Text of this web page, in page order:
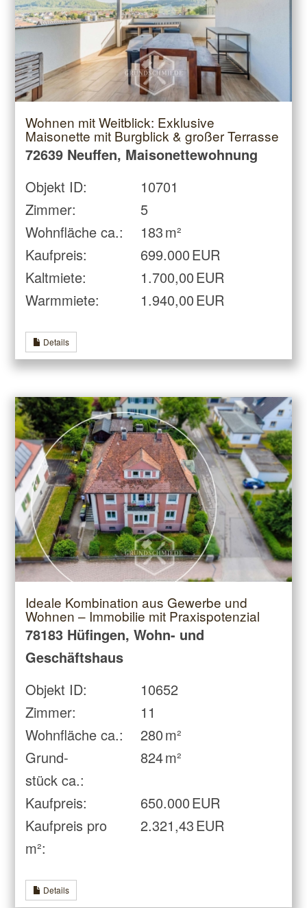
Wohnen mit Weitblick: Exklusive
Maisonette mit Burgblick & großer Terrasse
72639 Neuffen, Maisonettewohnung
Objekt ID:
10701
Zimmer:
5
Wohnfläche ca.:
183 m²
Kaufpreis:
699.000 EUR
Kaltmiete:
1.700,00 EUR
Warmmiete:
1.940,00 EUR
Details
Ideale Kombination aus Gewerbe und
Wohnen – Immobilie mit Praxispotenzial
78183 Hüfingen, Wohn- und
Geschäftshaus
Objekt ID:
10652
Zimmer:
11
Wohnfläche ca.:
280 m²
Grund­
stück ca.:
824 m²
Kaufpreis:
650.000 EUR
Kaufpreis pro
m²:
2.321,43 EUR
Details